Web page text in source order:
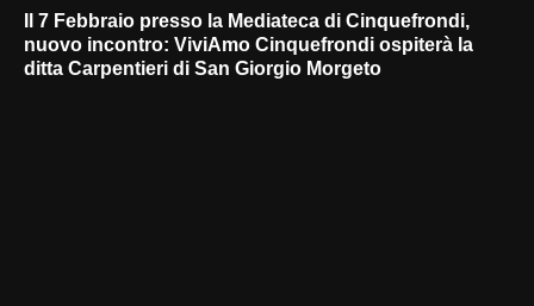
Il 7 Febbraio presso la Mediateca di Cinquefrondi,
nuovo incontro: ViviAmo Cinquefrondi ospiterà la
ditta Carpentieri di San Giorgio Morgeto